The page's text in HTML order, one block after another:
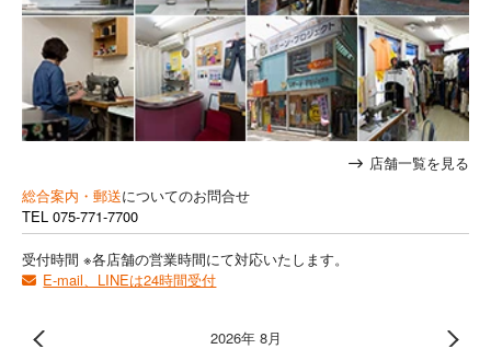
店舗一覧を見る
総合案内・郵送についてのお問合せ
TEL 075-771-7700
受付時間 ※各店舗の営業時間にて対応いたします。
E-mail、LINEは24時間受付
2026年 8月